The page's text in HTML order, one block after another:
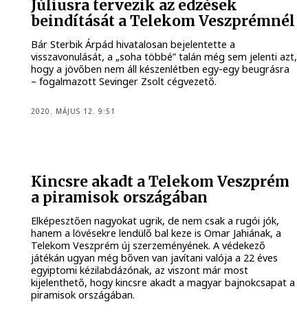
Júliusra tervezik az edzések
beindítását a Telekom Veszprémnél
Bár Sterbik Árpád hivatalosan bejelentette a
visszavonulását, a „soha többé” talán még sem jelenti azt,
hogy a jövőben nem áll készenlétben egy-egy beugrásra
– fogalmazott Sevinger Zsolt cégvezető.
2020. MÁJUS 12. 9:51
Kincsre akadt a Telekom Veszprém
a piramisok országában
Elképesztően nagyokat ugrik, de nem csak a rugói jók,
hanem a lövésekre lendülő bal keze is Omar Jahiának, a
Telekom Veszprém új szerzeményének. A védekező
játékán ugyan még bőven van javítani valója a 22 éves
egyiptomi kézilabdázónak, az viszont már most
kijelenthető, hogy kincsre akadt a magyar bajnokcsapat a
piramisok országában.